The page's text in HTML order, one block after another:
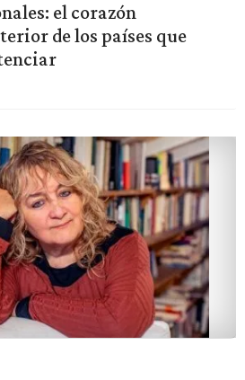
el corazón
de los países que